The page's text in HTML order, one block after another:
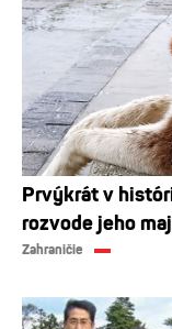
Prvýkrát v
rozvode jeho
Zahraničie